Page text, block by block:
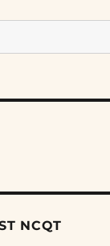
NCQT